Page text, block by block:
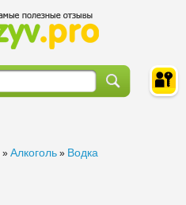
» Алкоголь » Водка